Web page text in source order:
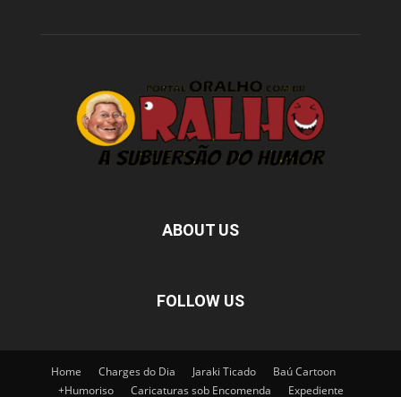
ABOUT US
FOLLOW US
Home Charges do Dia Jaraki Ticado
Baú Cartoon
+Humoriso
Caricaturas sob Encomenda Expediente